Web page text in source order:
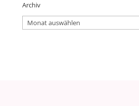
Archiv
Archiv